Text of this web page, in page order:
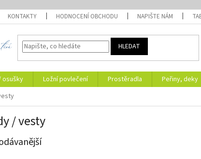
KONTAKTY HODNOCENÍ OBCHODU NAPIŠTE NÁM
HLEDAT
osušky Ložní povlečení Prostěradla Peřiny, deky
/ vesty